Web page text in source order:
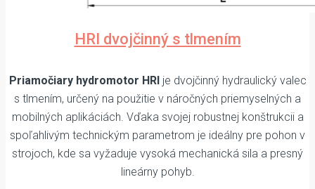
HRI dvojčinný s tlmením
Priamočiary hydromotor HRIje dvojčinný hydraulický valec
s tlmením, určený na použitie v náročných priemyselných a
mobilných aplikáciách. Vďaka svojej robustnej konštrukcii a
spoľahlivým technickým parametrom je ideálny pre pohon v
strojoch, kde sa vyžaduje vysoká mechanická sila a presný
lineárny pohyb.